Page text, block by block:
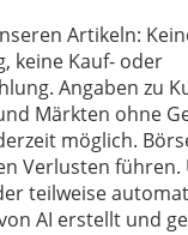
Artikeln:
keine Kauf- oder
Angaben zu
Märkten ohne
möglich.
Verlusten führen.
teilweise
AI erstellt und